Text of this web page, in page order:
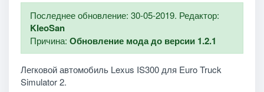
Последнее обновление: 30-05-2019. Редактор:
KleoSan
Причина: Обновление мода до версии 1.2.1
Легковой автомобиль Lexus IS300 для Euro Truck
Simulator 2.